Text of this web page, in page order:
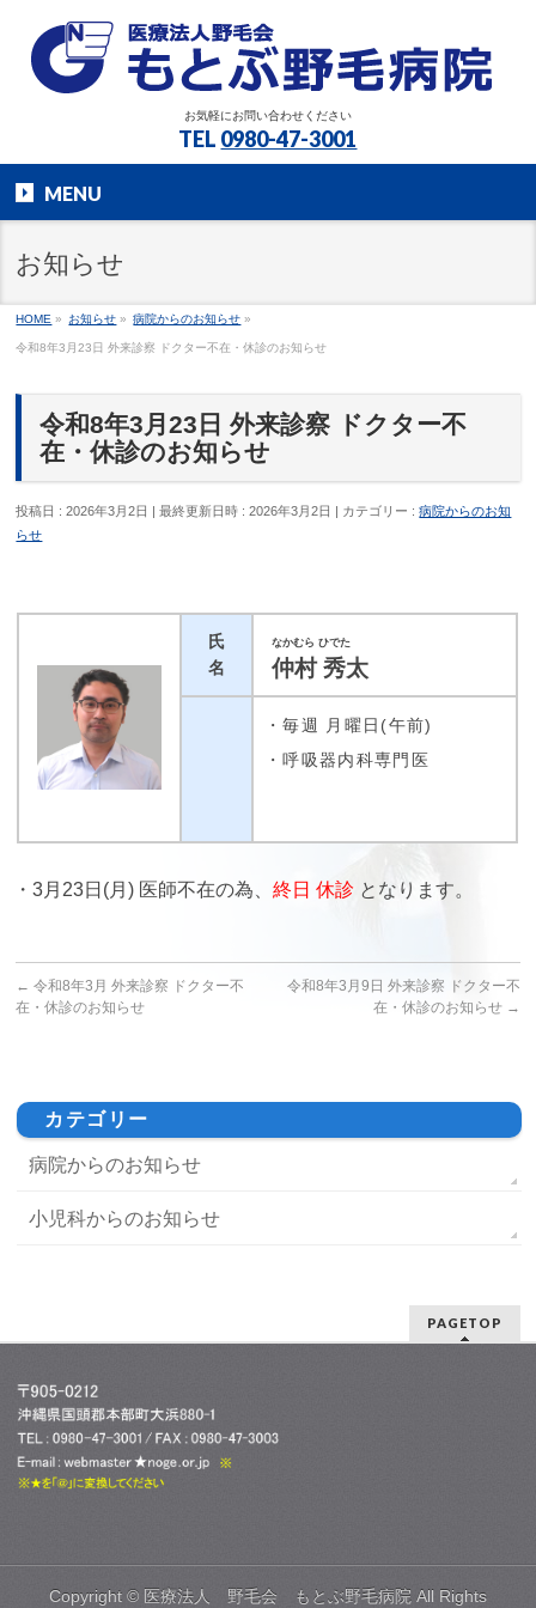
お気軽にお問い合わせください
TEL 0980-47-3001
MENU
お知らせ
HOME » お知らせ » 病院からのお知らせ »
令和8年3月23日 外来診察 ドクター不在・休診のお知らせ
令和8年3月23日 外来診察 ドクター不
在・休診のお知らせ
投稿日 : 2026年3月2日 最終更新日時 : 2026年3月2日 カテゴリー :病院からのお知
らせ
氏
名
なかむら ひでた
仲村 秀太
・毎週 月曜日(午前)
・呼吸器内科専門医
・3月23日(月) 医師不在の為、終日 休診 となります。
← 令和8年3月 外来診察 ドクター不
在・休診のお知らせ
令和8年3月9日 外来診察 ドクター不
在・休診のお知らせ →
カテゴリー
病院からのお知らせ
小児科からのお知らせ
PAGETOP
Copyright © 医療法人 野毛会 もとぶ野毛病院All Rights